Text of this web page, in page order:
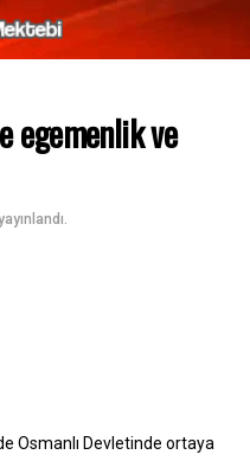
egemenlik ve
Osmanlı Devletinde ortaya